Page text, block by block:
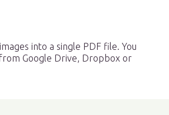
into a single PDF file. You
Google Drive, Dropbox or